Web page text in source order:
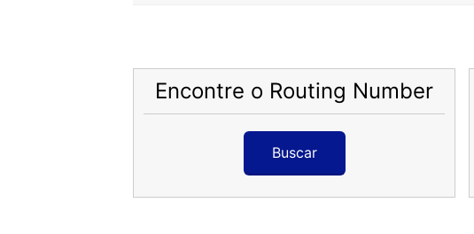
Encontre o Routing Number
Buscar